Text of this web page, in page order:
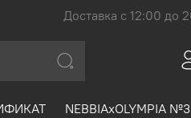
Доставка с 12:00 до
NEBBIAxOLYMPIA №3